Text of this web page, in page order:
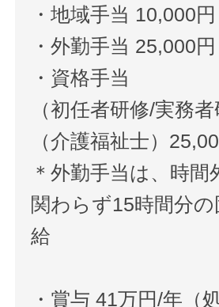
・地域手当 10,000円
・外勤手当 25,000円
・資格手当
（初任者研修/実務
（介護福祉士）
＊外勤手当は、時間
関わらず15時間分
給
・賞与 41万円/年（